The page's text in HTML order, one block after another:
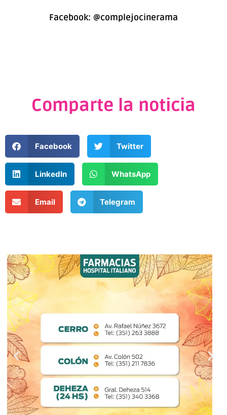
Facebook: @complejocinerama
Comparte la noticia
Facebook Twitter
LinkedIn WhatsApp
Email Telegram